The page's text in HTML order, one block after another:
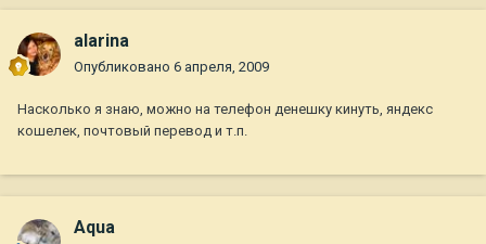
alarina
Опубликовано 6 апреля, 2009
Насколько я знаю, можно на телефон денешку кинуть, яндекс
кошелек, почтовый перевод и т.п.
Aqua